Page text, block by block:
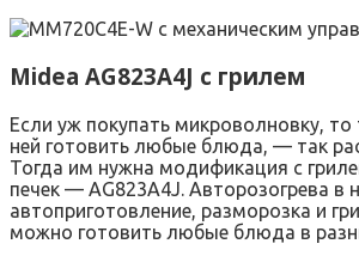
Midea AG823A4J с грилем
Если уж покупать микроволновку,
ней готовить любые блюда, — так
Тогда им нужна модификация с
печек — AG823A4J. Авторозогрева в
автоприготовление, разморозка и
можно готовить любые блюда в